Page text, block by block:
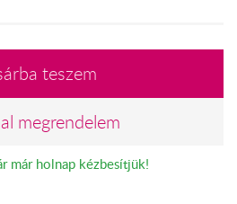
teszem
megrendelem
már holnap kézbesítjük!